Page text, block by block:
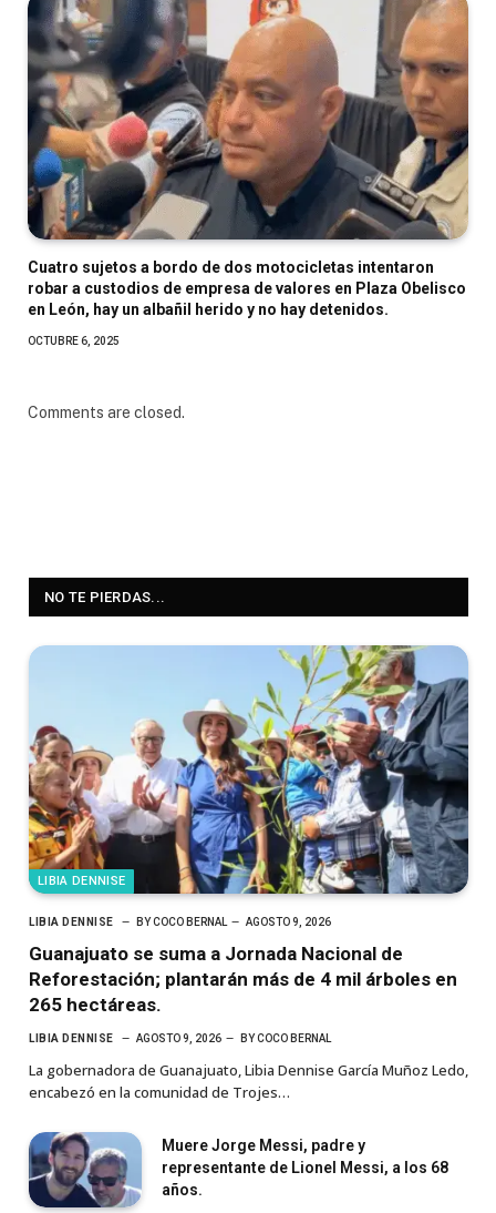
Cuatro sujetos a bordo de dos motocicletas intentaron
robar a custodios de empresa de valores en Plaza Obelisco
en León, hay un albañil herido y no hay detenidos.
OCTUBRE 6, 2025
Comments are closed.
NO TE PIERDAS...
LIBIA DENNISE
LIBIA DENNISE BY COCO BERNAL AGOSTO 9, 2026
Guanajuato se suma a Jornada Nacional de
Reforestación; plantarán más de 4 mil árboles en
265 hectáreas.
LIBIA DENNISE AGOSTO 9, 2026 BY COCO BERNAL
La gobernadora de Guanajuato, Libia Dennise García Muñoz Ledo,
encabezó en la comunidad de Trojes…
Muere Jorge Messi, padre y
representante de Lionel Messi, a los 68
años.